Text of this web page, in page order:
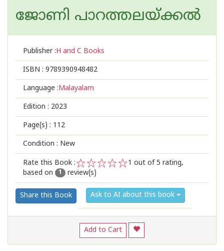
ജോണി പാറത്തലയ്ക്കല്‍
Publisher :H and C Books
ISBN : 9789390948482
Language :Malayalam
Edition : 2023
Page(s) : 112
Condition : New
Rate this Book :
2
1
1 out of 5 rating,
based on
1 review(s)
Share this Book Ask to AI about this book
Add to Cart